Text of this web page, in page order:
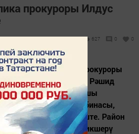
прокуроры Илдус
- 10:34 627 0 0
белән Республика прокуроры
Аны район башлыгы Рәшид
Ришат Шакиров каршы
кунагы прокуратура бинасы,
танышып сөйләште. Район
тыш хәлләр, тикшерү